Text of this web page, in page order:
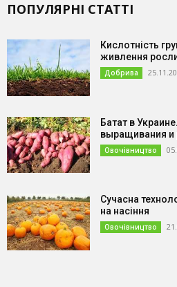
ПОПУЛЯРНІ СТАТТІ
Кислотність
живлення
Добрива
Батат в
выращивания и
Овочівництво
Сучасна
на насіння
Овочівництво